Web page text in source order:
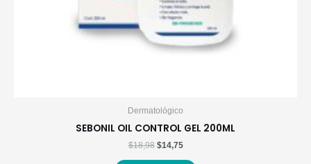
Dermatológico
SEBONIL OIL CONTROL GEL 200ML
$18,98 $14,75